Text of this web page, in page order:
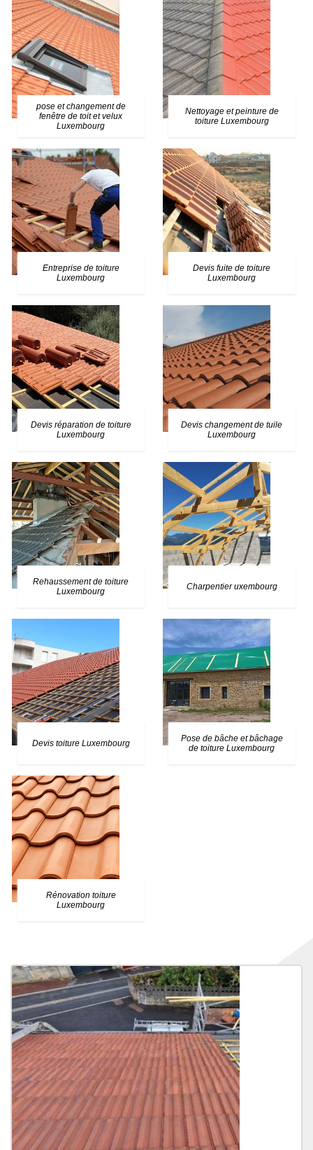
pose et changement de
fenêtre de toit et velux
Luxembourg
Nettoyage et peinture de
toiture Luxembourg
Entreprise de toiture
Luxembourg
Devis fuite de toiture
Luxembourg
Devis réparation de toiture
Luxembourg
Devis changement de tuile
Luxembourg
Rehaussement de toiture
Luxembourg
Charpentier uxembourg
Devis toiture Luxembourg
Pose de bâche et bâchage
de toiture Luxembourg
Rénovation toiture
Luxembourg